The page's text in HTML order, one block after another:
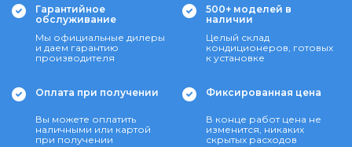
Гарантийное
обслуживание
Мы официальные дилеры
и даем гарантию
производителя
500+ моделей в
наличии
Целый склад
кондиционеров, готовых
к установке
Оплата при получении
Вы можете оплатить
наличными или картой
при получении
Фиксированная цена
В конце работ цена не
изменится, никаких
скрытых расходов